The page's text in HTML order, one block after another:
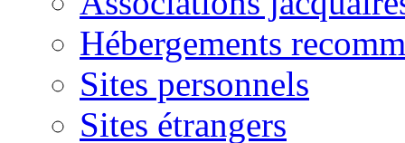
Hébergements
Sites personnels
Sites étrangers